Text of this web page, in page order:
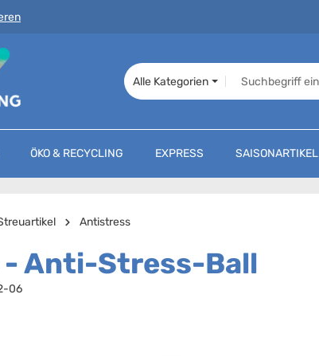
Alle Kategorien
ÖKO & RECYCLING EXPRESS SAISONARTIKEL
Antistress
- Anti-Stress-Ball
06